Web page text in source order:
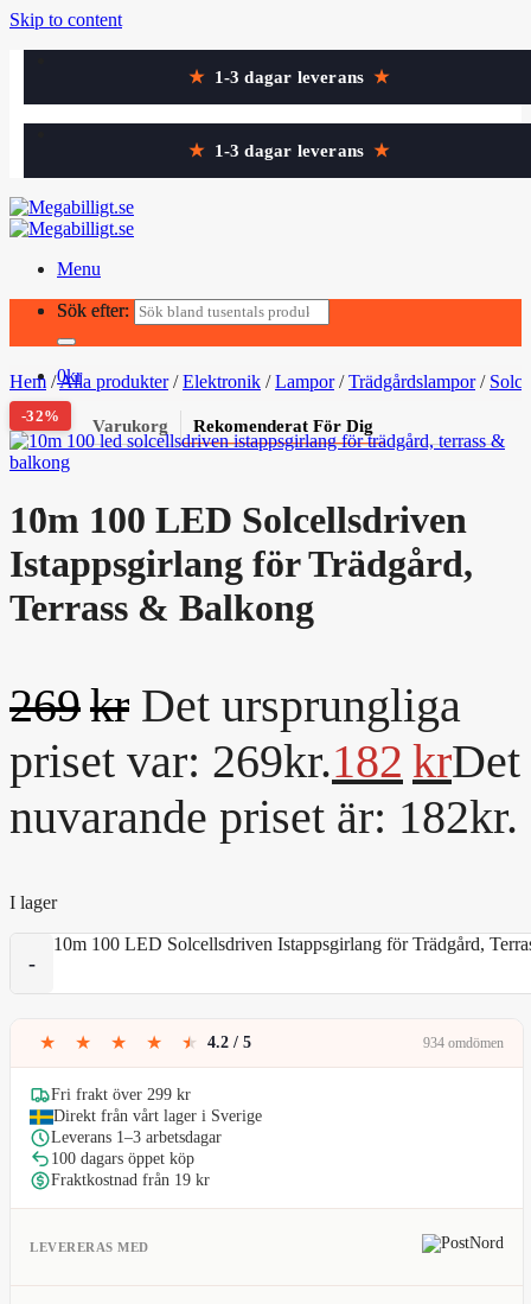
Skip to content
★ 1-3 dagar leverans ★
★ 1-3 dagar leverans ★
Menu
Sök efter:
0kr
Varukorg Rekomenderat För Dig
Sök efter:
Hem /Alla produkter / Elektronik / Lampor / Trädgårdslampor /
-32%
10m 100 LED Solcellsdriven
Istappsgirlang för Trädgård,
Terrass & Balkong
269kr Det ursprungliga
priset var: 269kr.182 krDet
nuvarande priset är: 182kr.
I lager
10m 100 LED Solcellsdriven Istappsgirlang för Trädgård,
★ ★ ★ ★ ★ 4.2 / 5 934 omdömen
Fri frakt över 299 kr
Direkt från vårt lager i Sverige
Leverans 1–3 arbetsdagar
100 dagars öppet köp
Fraktkostnad från 19 kr
LEVERERAS MED